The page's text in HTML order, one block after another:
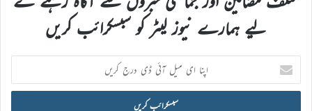
لیے ہمارے نیوز لیٹر کو سبسکرائب کریں
اپنا
ای
میل